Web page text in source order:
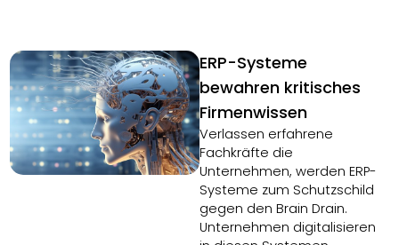
ERP-Systeme
bewahren kritisches
Firmenwissen
Verlassen erfahrene
Fachkräfte die
Unternehmen, werden ERP-
Systeme zum Schutzschild
gegen den Brain Drain.
Unternehmen digitalisieren